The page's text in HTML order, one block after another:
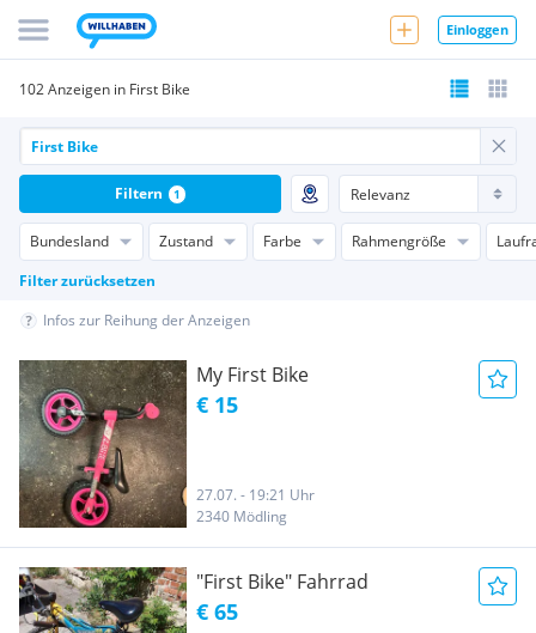
Einloggen
102 Anzeigen in First Bike
Bundesland Zustand Farbe Rahmengröße
Filter zurücksetzen
Filtern 1
Infos zur Reihung der Anzeigen
My First Bike
€ 15
27.07. - 19:21 Uhr
2340 Mödling
"First Bike" Fahrrad
€ 65